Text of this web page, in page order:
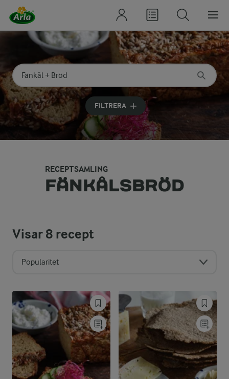
Sök på kategori eller ingrediens
Skriv in sökord för att få förslag
FILTRERA
RECEPTSAMLING
FÄNKÅLSBRÖD
Visar8 recept
Popularitet